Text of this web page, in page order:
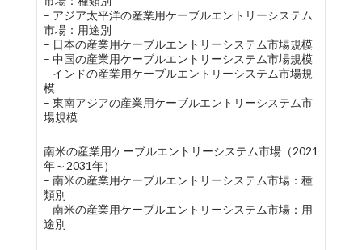
– アジア太平洋の産業用ケーブルエントリーシステム
市場：用途別
– 日本の産業用ケーブルエントリーシステム市場規模
– 中国の産業用ケーブルエントリーシステム市場規模
– インドの産業用ケーブルエントリーシステム市場規
模
– 東南アジアの産業用ケーブルエントリーシステム市
場規模
南米の産業用ケーブルエントリーシステム市場（2021
年～2031年）
– 南米の産業用ケーブルエントリーシステム市場：種
類別
– 南米の産業用ケーブルエントリーシステム市場：用
途別